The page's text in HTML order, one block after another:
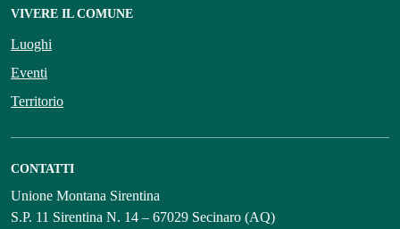
VIVERE IL COMUNE
Luoghi
Eventi
Territorio
CONTATTI
Unione Montana Sirentina
S.P. 11 Sirentina N. 14 – 67029 Secinaro (AQ)